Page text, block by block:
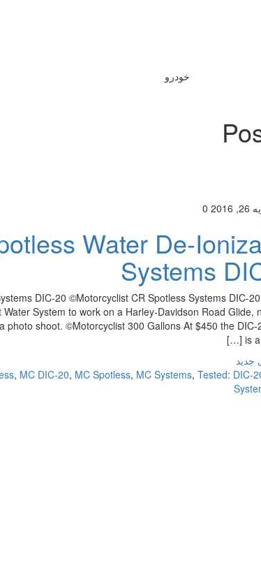
خودرو
0
Water De-
Systems
DIC-20 ©Motorcyclist CR Spotless Systems DIC-
System to work on a Harley-Davidson Road Glide,
shoot. ©Motorcyclist 300 Gallons At $450 the DIC-
is a
جدید
, MC DIC-20, MC Spotless, MC Systems, Tested: DIC-